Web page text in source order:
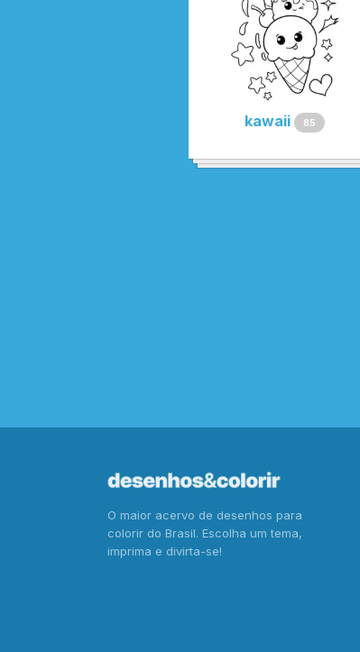
kawaii 85
O maior acervo de desenhos para
colorir do Brasil. Escolha um tema,
imprima e divirta-se!